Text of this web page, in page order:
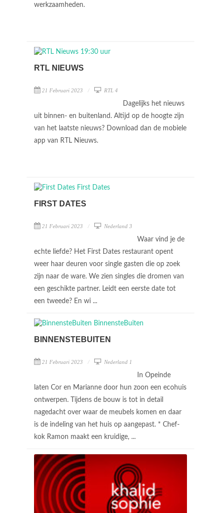
werkzaamheden.
RTL NIEUWS
21 Februari 2023 RTL 4
Dagelijks het nieuws
uit binnen- en buitenland. Altijd op de hoogte zijn
van het laatste nieuws? Download dan de mobiele
app van RTL Nieuws.
FIRST DATES
21 Februari 2023 Nederland 3
Waar vind je de
echte liefde? Het First Dates restaurant opent
weer haar deuren voor single gasten die op zoek
zijn naar de ware. We zien singles die dromen van
een geschikte partner. Leidt een eerste date tot
een tweede? En wi ...
BINNENSTEBUITEN
21 Februari 2023 Nederland 1
In Opeinde
laten Cor en Marianne door hun zoon een ecohuis
ontwerpen. Tijdens de bouw is tot in detail
nagedacht over waar de meubels komen en daar
is de indeling van het huis op aangepast. * Chef-
kok Ramon maakt een kruidige, ...